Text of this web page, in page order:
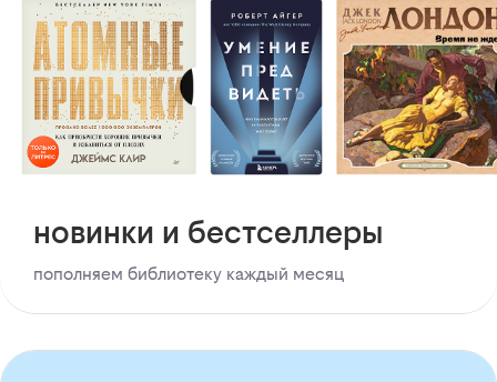
новинки и бестселлеры
пополняем библиотеку каждый месяц